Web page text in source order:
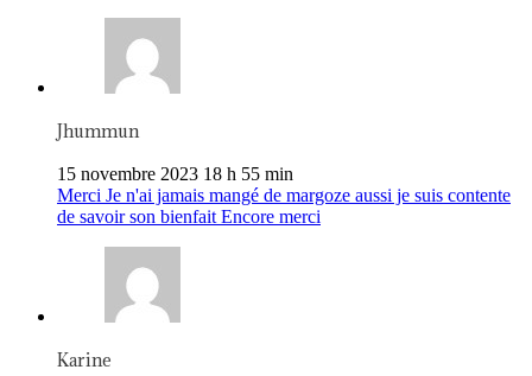
Jhummun
15 novembre 2023 18 h 55 min
Merci Je n'ai jamais mangé de margoze aussi je suis contente
de savoir son bienfait Encore merci
Karine